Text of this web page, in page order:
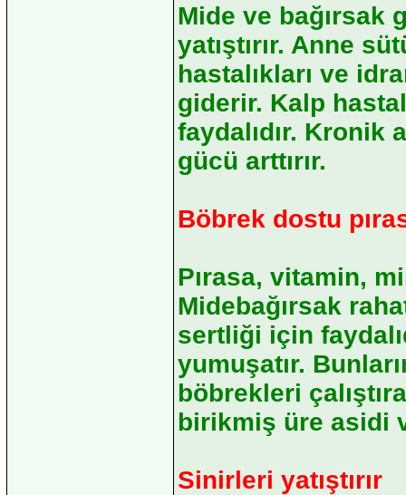
Mide ve bağırsak
yatıştırır. Anne
hastalıkları ve
giderir. Kalp
faydalıdır. Kronik
gücü arttırır.
Böbrek dostu
Pırasa, vitamin,
Midebağırsak
sertliği için
yumuşatır.
böbrekleri
birikmiş üre asidi
Sinirleri yatıştırır